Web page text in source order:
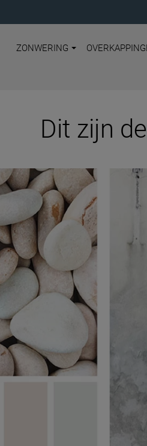
ZONWERING
Dit zijn